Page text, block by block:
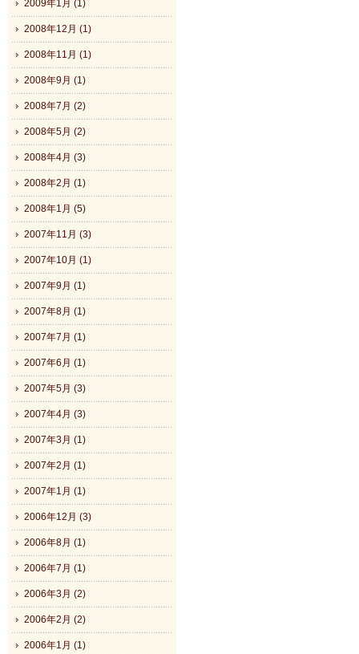
2009年1月 (1)
2008年12月 (1)
2008年11月 (1)
2008年9月 (1)
2008年7月 (2)
2008年5月 (2)
2008年4月 (3)
2008年2月 (1)
2008年1月 (5)
2007年11月 (3)
2007年10月 (1)
2007年9月 (1)
2007年8月 (1)
2007年7月 (1)
2007年6月 (1)
2007年5月 (3)
2007年4月 (3)
2007年3月 (1)
2007年2月 (1)
2007年1月 (1)
2006年12月 (3)
2006年8月 (1)
2006年7月 (1)
2006年3月 (2)
2006年2月 (2)
2006年1月 (1)